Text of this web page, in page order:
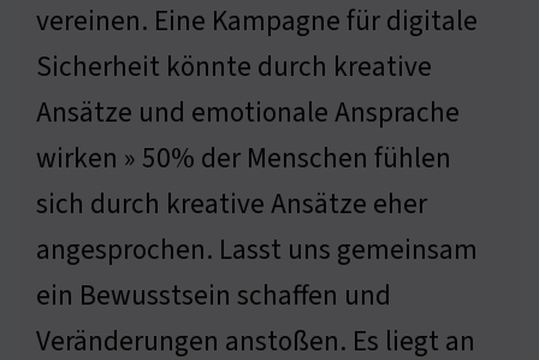
vereinen. Eine Kampagne für digitale
Sicherheit könnte durch kreative
Ansätze und emotionale Ansprache
wirken » 50% der Menschen fühlen
sich durch kreative Ansätze eher
angesprochen. Lasst uns gemeinsam
ein Bewusstsein schaffen und
Veränderungen anstoßen. Es liegt an